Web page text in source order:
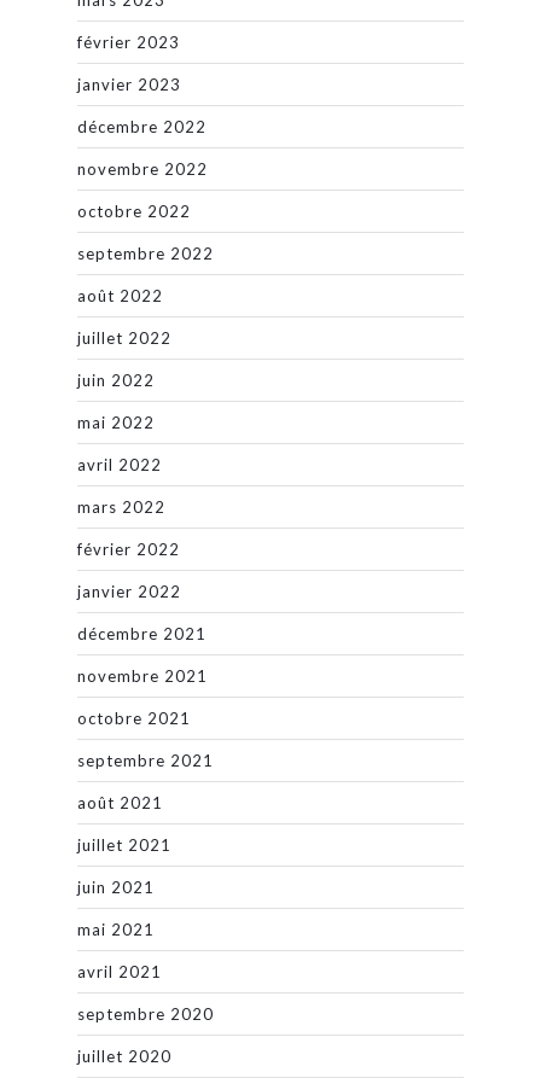
février 2023
janvier 2023
décembre 2022
novembre 2022
octobre 2022
septembre 2022
août 2022
juillet 2022
juin 2022
mai 2022
avril 2022
mars 2022
février 2022
janvier 2022
décembre 2021
novembre 2021
octobre 2021
septembre 2021
août 2021
juillet 2021
juin 2021
mai 2021
avril 2021
septembre 2020
juillet 2020